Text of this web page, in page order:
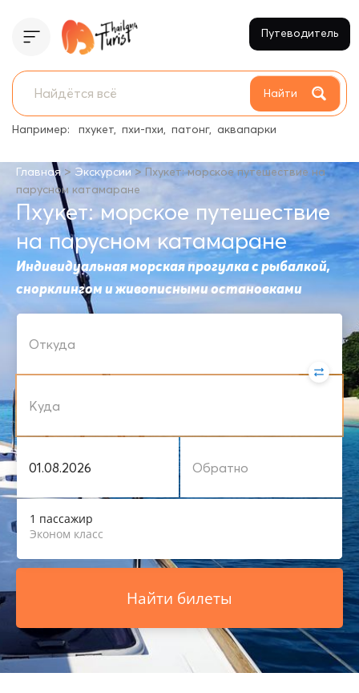
Найти
Например: пхукет пхи-пхи патонг аквапарки
Путеводитель
Главная > Экскурсии> Пхукет: морское путешествие на
парусном катамаране
Пхукет: морское путешествие
на парусном катамаране
Индивидуальная морская прогулка с рыбалкой,
снорклингом и живописными остановками
1 пассажир
Эконом класс
Найти билеты